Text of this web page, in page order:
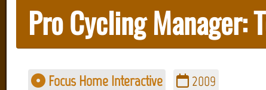
Pro Cycling Manager:
Focus Home Interactive 2009